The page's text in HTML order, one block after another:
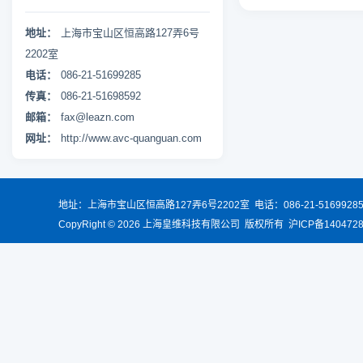
地址：
上海市宝山区恒高路127弄6号
2202室
电话：
086-21-51699285
传真：
086-21-51698592
邮箱：
fax@leazn.com
网址：
http://www.avc-quanguan.com
地址：上海市宝山区恒高路127弄6号2202室 电话：086-21-
CopyRight © 2026 上海皇维科技有限公司 版权所有 沪ICP备